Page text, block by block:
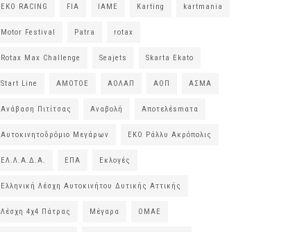
EKO RACING FIA IAME Karting kartmania
Motor Festival Patra rotax
Rotax Max Challenge Seajets Skarta Ekato
Start Line ΑΜΟΤΟΕ ΑΟΛΑΠ ΑΟΠ ΑΣΜΑ
Ανάβαση Πιτίτσας Αναβολή Αποτελέsmατα
Αυτοκινητοδρόμιο Μεγάρων ΕΚΟ Ράλλυ Ακρόπολις
ΕΛ.Λ.Α.Δ.Α. ΕΠΑ Εκλογές
Ελληνική Λέσχη Αυτοκινήτου Δυτικής Αττικής
Λέσχη 4χ4 Πάτρας Μέγαρα ΟΜΑΕ